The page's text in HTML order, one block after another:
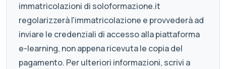
immatricolazioni di soloformazione.it
regolarizzerà l'immatricolazione e provvederà ad
inviare le credenziali di accesso alla piattaforma
e-learning, non appena ricevuta le copia del
pagamento. Per ulteriori informazioni, scrivi a